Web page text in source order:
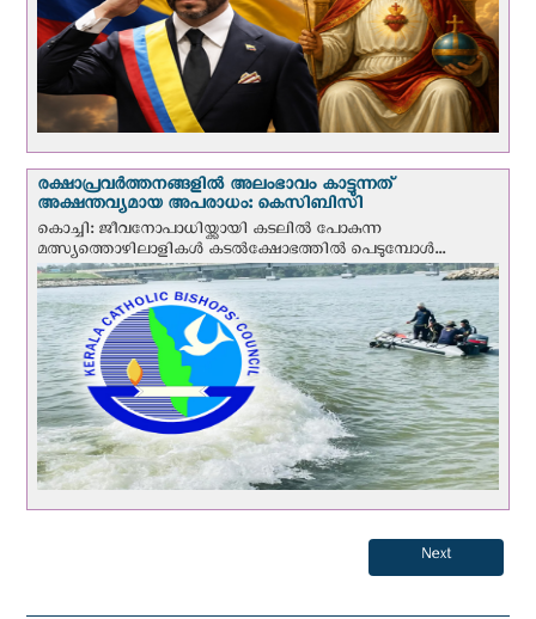
രക്ഷാപ്രവര്‍ത്തനങ്ങളില്‍ അലംഭാവം കാട്ടുന്നത്
അക്ഷന്തവ്യമായ അപരാധം: കെസിബിസി
കൊച്ചി: ജീവനോപാധിയ്ക്കായി കടലില്‍ പോകുന്ന
മത്സ്യത്തൊഴിലാളികള്‍ കടല്‍ക്ഷോഭത്തില്‍ പെടുമ്പോള്‍...
Next